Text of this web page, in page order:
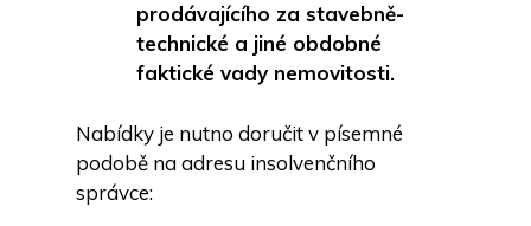
prodávajícího za stavebně-
technické a jiné obdobné
faktické vady nemovitosti.
Nabídky je nutno doručit v písemné
podobě na adresu insolvenčního
správce: